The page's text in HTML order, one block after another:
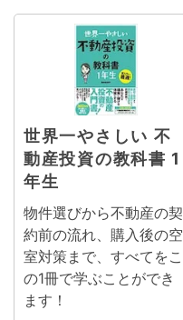
世界一やさしい 不
動産投資の教科書 1
年生
物件選びから不動産の契
約前の流れ、購入後の空
室対策まで、すべてをこ
の1冊で学ぶことができ
ます！